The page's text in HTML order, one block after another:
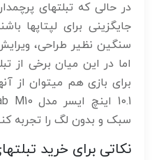
در حالی که تبلتهای
جایگزینی برای لپتاپها
سنگین نظیر طراحی،
اما در این میان برخی از
برای بازی هم میتوان از
سبک و بدون لگ را تجربه
نکاتی برای خرید